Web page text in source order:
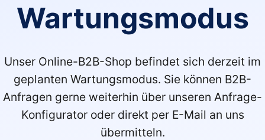
Wartungsmodus
Unser Online-B2B-Shop befindet sich derzeit im
geplanten Wartungsmodus. Sie können B2B-
Anfragen gerne weiterhin über unseren Anfrage-
Konfigurator oder direkt per E-Mail an uns
übermitteln.